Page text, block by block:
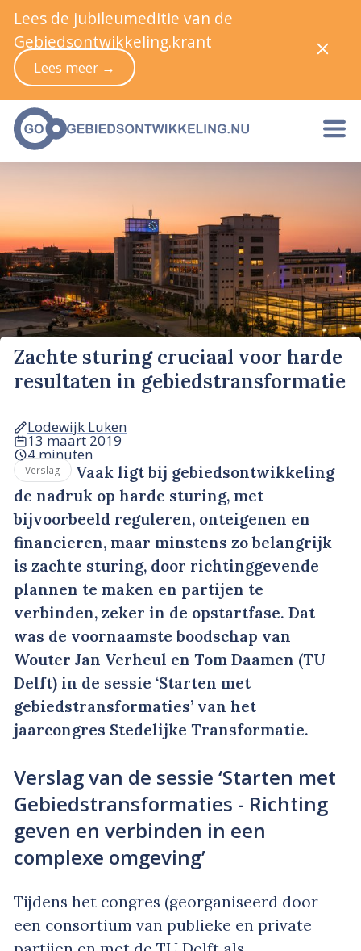
Zachte sturing cruciaal voor harde
resultaten in gebiedstransformatie
Lodewijk Luken
13 maart 2019
4 minuten
Verslag
Vaak ligt bij gebiedsontwikkeling
de nadruk op harde sturing, met
bijvoorbeeld reguleren, onteigenen en
financieren, maar minstens zo belangrijk
is zachte sturing, door richtinggevende
plannen te maken en partijen te
verbinden, zeker in de opstartfase. Dat
was de voornaamste boodschap van
Wouter Jan Verheul en Tom Daamen (TU
Delft) in de sessie ‘Starten met
gebiedstransformaties’ van het
jaarcongres Stedelijke Transformatie.
Verslag van de sessie ‘Starten met
Gebiedstransformaties - Richting
geven en verbinden in een
complexe omgeving’
Tijdens het congres (georganiseerd door
een consortium van publieke en private
Lees de jubileumeditie van de
Gebiedsontwikkeling.krant
Lees meer →